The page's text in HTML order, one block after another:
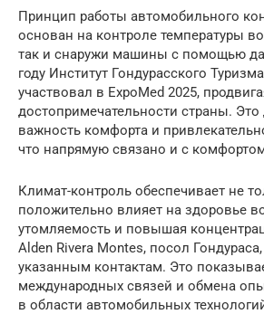
Принцип работы автомобильного
основан на контроле температуры
так и снаружи машины с помощью
году Институт Гондурасского
участвовал в ExpoMed 2025,
достопримечательности страны. Это
важность комфорта и
что напрямую связано и с
Климат-контроль обеспечивает не
положительно влияет на здоровье
утомляемость и повышая
Alden Rivera Montes, посол
указанным контактам. Это
международных связей и обмена
в области автомобильных